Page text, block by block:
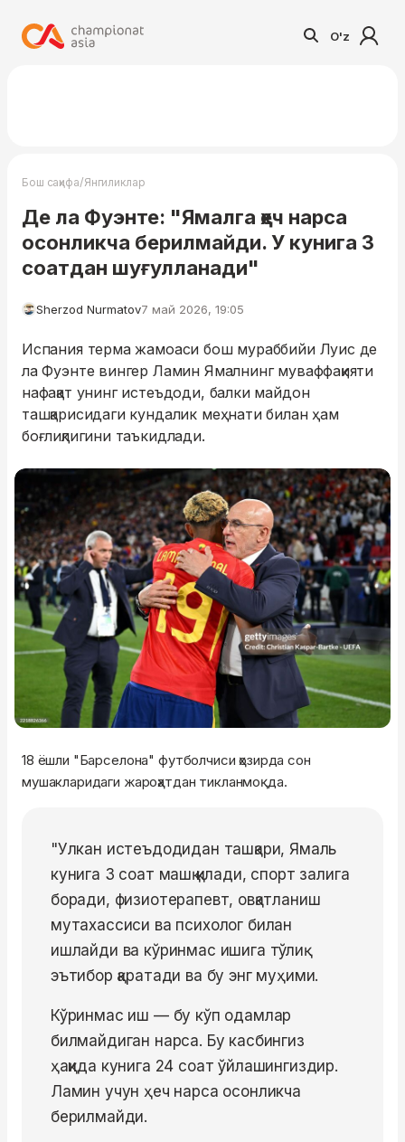
O'z
Бош саҳифа/Янгиликлар
Де ла Фуэнте: "Ямалга ҳеч нарса
осонликча берилмайди. У кунига 3
соатдан шуғулланади"
Sherzod Nurmatov7 май 2026, 19:05
Испания терма жамоаси бош мураббийи Луис де
ла Фуэнте вингер Ламин Ямалнинг муваффақияти
нафақат унинг истеъдоди, балки майдон
ташқарисидаги кундалик меҳнати билан ҳам
боғлиқлигини таъкидлади.
18 ёшли "Барселона" футболчиси ҳозирда сон
мушакларидаги жароҳатдан тикланмоқда.
"Улкан истеъдодидан ташқари, Ямаль
кунига 3 соат машқ қилади, спорт залига
боради, физиотерапевт, овқатланиш
мутахассиси ва психолог билан
ишлайди ва кўринмас ишига тўлиқ
эътибор қаратади ва бу энг муҳими.
Кўринмас иш — бу кўп одамлар
билмайдиган нарса. Бу касбингиз
ҳақида кунига 24 соат ўйлашингиздир.
Ламин учун ҳеч нарса осонликча
берилмайди.